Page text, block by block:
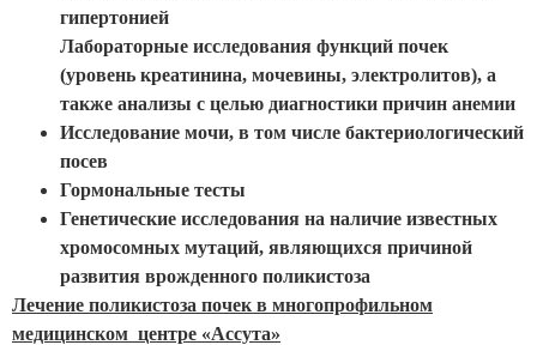
гипертонией
Лабораторные исследования функций почек
(уровень креатинина, мочевины, электролитов), а
также анализы с целью диагностики причин анемии
Исследование мочи, в том числе бактериологический
посев
Гормональные тесты
Генетические исследования на наличие известных
хромосомных мутаций, являющихся причиной
развития врожденного поликистоза
Лечение поликистоза почек в многопрофильном
медицинском центре «Ассута»